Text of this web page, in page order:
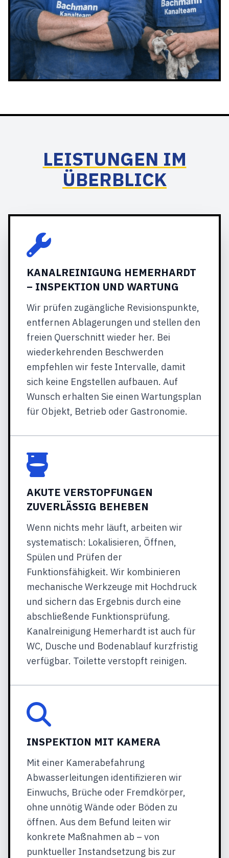
LEISTUNGEN IM
ÜBERBLICK
KANALREINIGUNG HEMERHARDT
– INSPEKTION UND WARTUNG
Wir prüfen zugängliche Revisionspunkte,
entfernen Ablagerungen und stellen den
freien Querschnitt wieder her. Bei
wiederkehrenden Beschwerden
empfehlen wir feste Intervalle, damit
sich keine Engstellen aufbauen. Auf
Wunsch erhalten Sie einen Wartungsplan
für Objekt, Betrieb oder Gastronomie.
AKUTE VERSTOPFUNGEN
ZUVERLÄSSIG BEHEBEN
Wenn nichts mehr läuft, arbeiten wir
systematisch: Lokalisieren, Öffnen,
Spülen und Prüfen der
Funktionsfähigkeit. Wir kombinieren
mechanische Werkzeuge mit Hochdruck
und sichern das Ergebnis durch eine
abschließende Funktionsprüfung.
Kanalreinigung Hemerhardt ist auch für
WC, Dusche und Bodenablauf kurzfristig
verfügbar. Toilette verstopft reinigen.
INSPEKTION MIT KAMERA
Mit einer Kamerabefahrung
Abwasserleitungen identifizieren wir
Einwuchs, Brüche oder Fremdkörper,
ohne unnötig Wände oder Böden zu
öffnen. Aus dem Befund leiten wir
konkrete Maßnahmen ab – von
punktueller Instandsetzung bis zur